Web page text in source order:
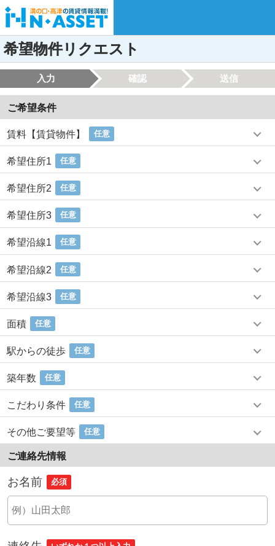
希望物件リクエスト
入力 確認 送信
ご希望条件
賃料【賃貸物件】 任意
希望住所1 任意
希望住所2 任意
希望住所3 任意
希望沿線1 任意
希望沿線2 任意
希望沿線3 任意
面積 任意
駅からの徒歩 任意
築年数 任意
こだわり条件 任意
その他ご要望等 任意
ご連絡先情報
お名前 必須